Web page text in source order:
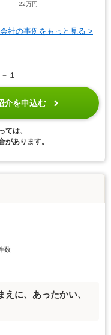
22万円
社の事例をもっと見る >
１
介を申込む
は、
があります。
数
に、あったかい、